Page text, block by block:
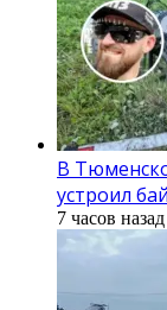
В
устроил
7 часов назад